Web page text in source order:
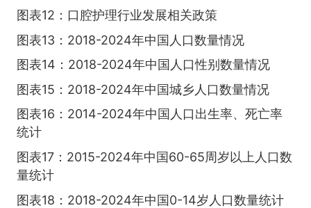
图表12：口腔护理行业发展相关政策
图表13：2018-2024年中国人口数量情况
图表14：2018-2024年中国人口性别数量情况
图表15：2018-2024年中国城乡人口数量情况
图表16：2014-2024年中国人口出生率、死亡率
统计
图表17：2015-2024年中国60-65周岁以上人口数
量统计
图表18：2018-2024年中国0-14岁人口数量统计